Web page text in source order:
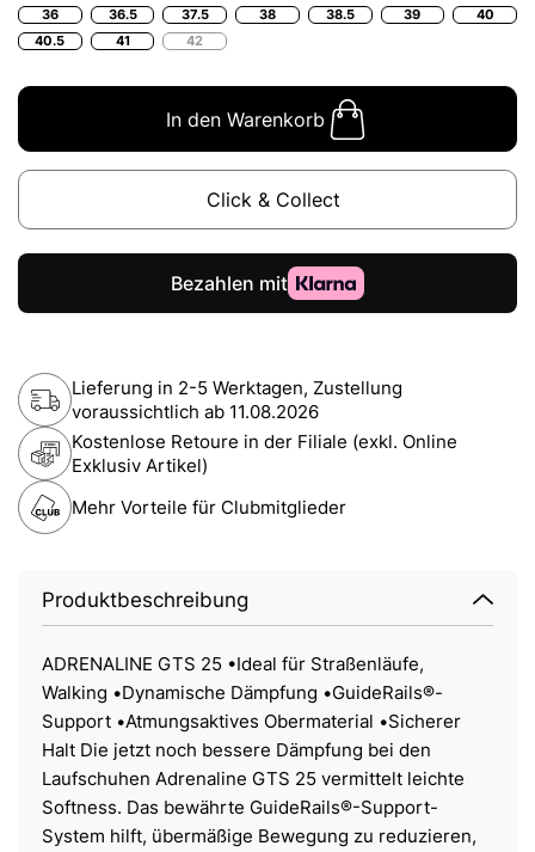
36 36.5 37.5 38 38.5 39
40
40.5
41 42
In den Warenkorb
Click & Collect
Lieferung in 2-5 Werktagen, Zustellung
voraussichtlich ab 11.08.2026
Kostenlose Retoure in der Filiale (exkl. Online
Exklusiv Artikel)
Mehr Vorteile für Clubmitglieder
Produktbeschreibung
ADRENALINE GTS 25 •Ideal für Straßenläufe,
Walking •Dynamische Dämpfung •GuideRails®-
Support •Atmungsaktives Obermaterial •Sicherer
Halt Die jetzt noch bessere Dämpfung bei den
Laufschuhen Adrenaline GTS 25 vermittelt leichte
Softness. Das bewährte GuideRails®-Support-
System hilft, übermäßige Bewegung zu reduzieren,